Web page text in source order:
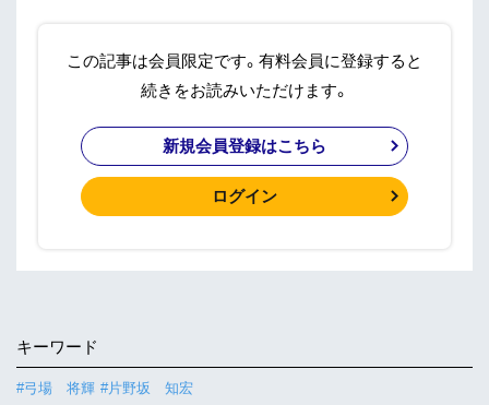
この記事は会員限定です。有料会員に登録すると
続きをお読みいただけます。
新規会員登録はこちら
ログイン
キーワード
#弓場 将輝 #片野坂 知宏